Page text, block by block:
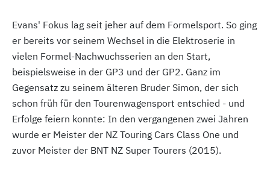
Evans' Fokus lag seit jeher auf dem Formelsport. So ging
er bereits vor seinem Wechsel in die Elektroserie in
vielen Formel-Nachwuchsserien an den Start,
beispielsweise in der GP3 und der GP2. Ganz im
Gegensatz zu seinem älteren Bruder Simon, der sich
schon früh für den Tourenwagensport entschied - und
Erfolge feiern konnte: In den vergangenen zwei Jahren
wurde er Meister der NZ Touring Cars Class One und
zuvor Meister der BNT NZ Super Tourers (2015).